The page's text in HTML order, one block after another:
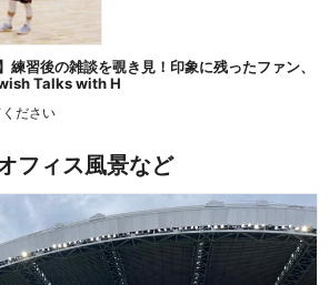
練習後の雑談を覗き見！印象に残ったファン、
Talks with H
ださい
フィス風景など